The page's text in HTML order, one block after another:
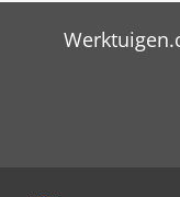
Kaeser Ta 5